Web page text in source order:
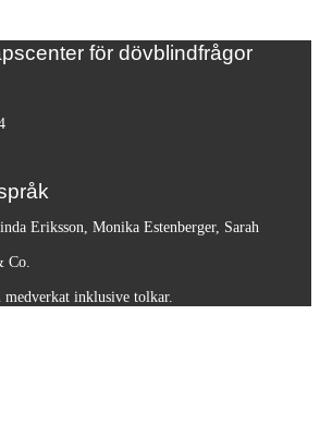
för dövblindfrågor
Eriksson, Monika Estenberger, Sarah
Co.
inklusive tolkar.